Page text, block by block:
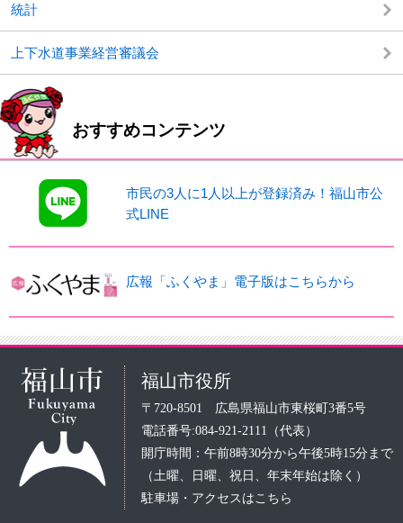
統計
上下水道事業経営審議会
おすすめコンテンツ
市民の3人に1人以上が登録済み！福山市公
式LINE
広報「ふくやま」電子版はこちらから
福山市役所
〒720-8501 広島県福山市東桜町3番5号
電話番号:084-921-2111（代表）
開庁時間：午前8時30分から午後5時15分まで
（土曜、日曜、祝日、年末年始は除く）
駐車場・アクセスはこちら